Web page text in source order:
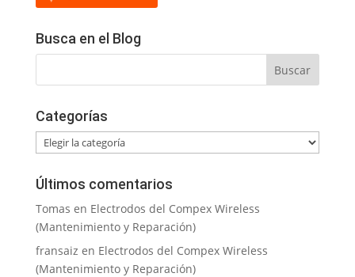
Busca en el Blog
Categorías
Categorías
Últimos comentarios
Tomas en Electrodos del Compex Wireless
(Mantenimiento y Reparación)
fransaiz en Electrodos del Compex Wireless
(Mantenimiento y Reparación)